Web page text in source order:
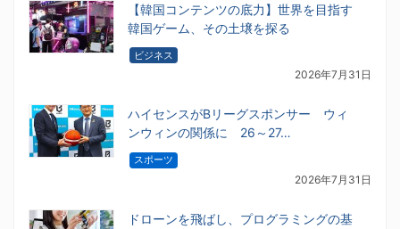
【韓国コンテンツの底力】世界を目指す
韓国ゲーム、その土壌を探る
ビジネス
2026年7月31日
ハイセンスがBリーグスポンサー ウィ
ンウィンの関係に 26～27…
スポーツ
2026年7月31日
ドローンを飛ばし、プログラミングの基